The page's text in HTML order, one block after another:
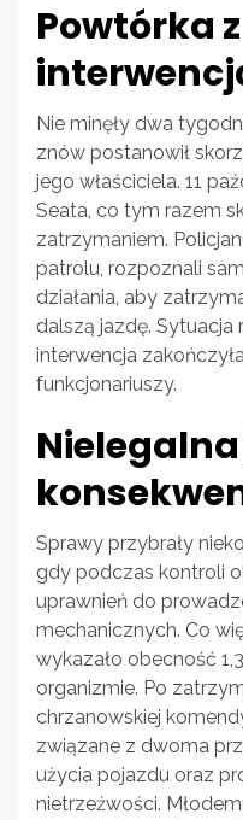
Powtórka
Nie minęły dwa
znów postanowił
jego właściciela. 11
Seata, co tym razem
zatrzymaniem.
patrolu, rozpoznali
działania, aby
dalszą jazdę. Sytuacja
interwencja
funkcjonariuszy.
Sprawy przybrały
gdy podczas kontroli
uprawnień do
mechanicznych. Co
wykazało obecność
organizmie. Po
chrzanowskiej
związane z dwoma
użycia pojazdu oraz
nietrzeźwości.